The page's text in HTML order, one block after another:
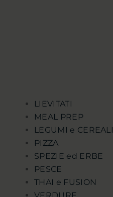
LIEVITATI
MEAL PREP
LEGUMI e CEREALI
PIZZA
SPEZIE ed ERBE
PESCE
THAI e FUSION
VERDURE